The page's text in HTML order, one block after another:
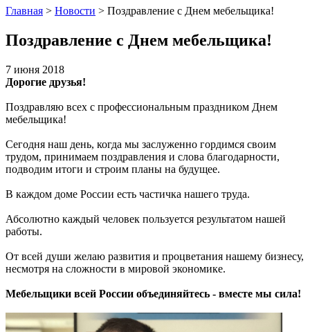
Главная > Новости > Поздравление с Днем мебельщика!
Поздравление с Днем мебельщика!
7 июня 2018
Дорогие друзья!
Поздравляю всех с профессиональным праздником Днем
мебельщика!
Сегодня наш день, когда мы заслуженно гордимся своим
трудом, принимаем поздравления и слова благодарности,
подводим итоги и строим планы на будущее.
В каждом доме России есть частичка нашего труда.
Абсолютно каждый человек пользуется результатом нашей
работы.
От всей души желаю развития и процветания нашему бизнесу,
несмотря на сложности в мировой экономике.
Мебельщики всей России объединяйтесь - вместе мы сила!